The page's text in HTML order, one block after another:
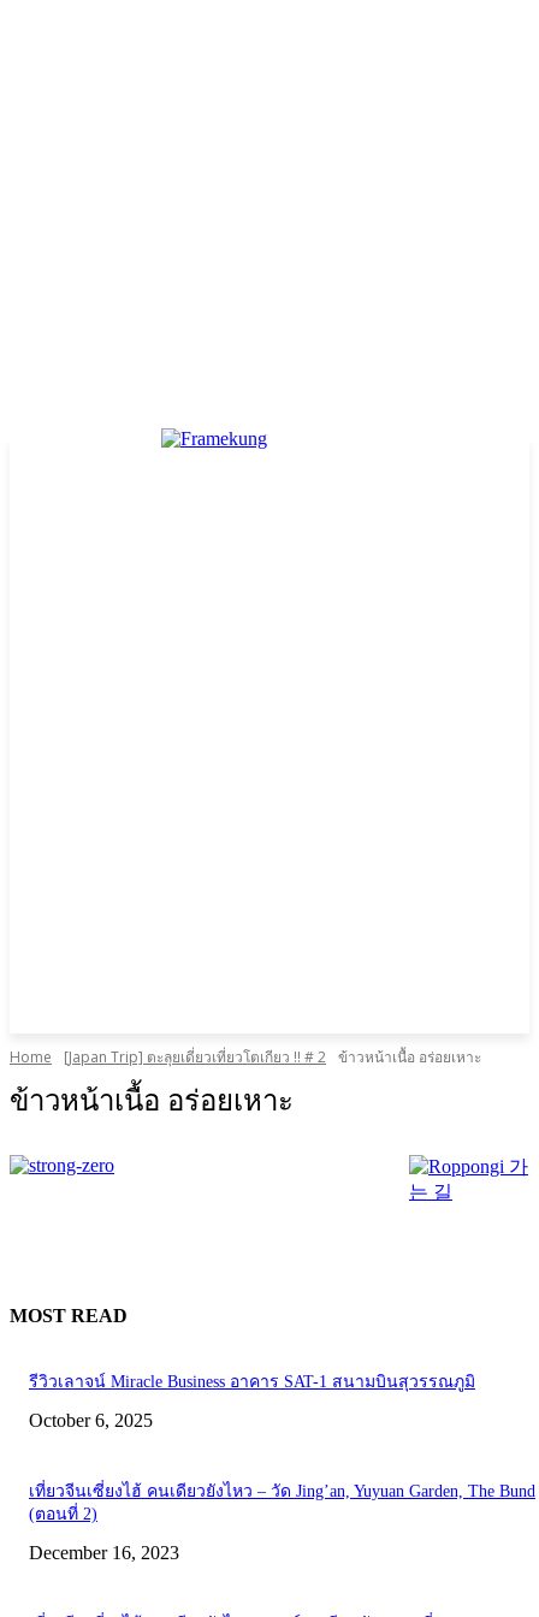
Home [Japan Trip] ตะลุยเดี่ยวเที่ยวโตเกียว !! # 2 ข้าวหน้าเนื้อ อร่อยเหาะ
ข้าวหน้าเนื้อ อร่อยเหาะ
MOST READ
รีวิวเลาจน์ Miracle Business อาคาร SAT-1 สนามบินสุวรรณภูมิ
October 6, 2025
เที่ยวจีนเซี่ยงไฮ้ คนเดียวยังไหว – วัด Jing’an, Yuyuan Garden, The Bund
(ตอนที่ 2)
December 16, 2023